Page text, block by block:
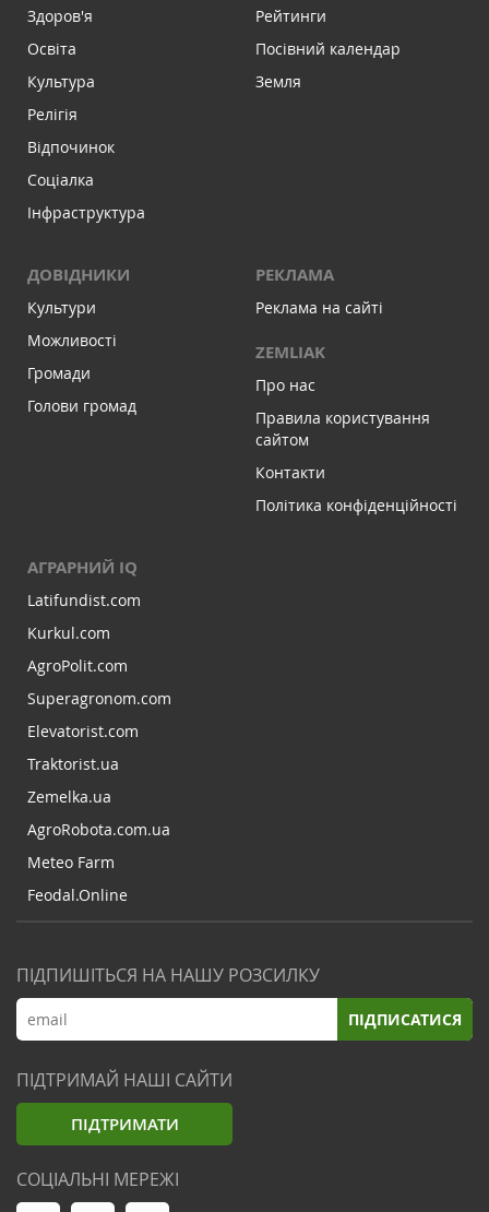
Здоров'я
Освіта
Культура
Релігія
Відпочинок
Соціалка
Інфраструктура
Рейтинги
Посівний календар
Земля
ДОВІДНИКИ
Культури
Можливості
Громади
Голови громад
РЕКЛАМА
Реклама на сайті
ZEMLIAK
Про нас
Правила користування
сайтом
Контакти
Політика конфіденційності
АГРАРНИЙ IQ
Latifundist.com
Kurkul.com
AgroPolit.com
Superagronom.com
Elevatorist.com
Traktorist.ua
Zemelka.ua
AgroRobota.com.ua
Meteo Farm
Feodal.Online
ПІДПИШІТЬСЯ НА НАШУ РОЗСИЛКУ
ПІДПИСАТИСЯ
ПІДТРИМАЙ НАШІ САЙТИ
ПІДТРИМАТИ
СОЦІАЛЬНІ МЕРЕЖІ